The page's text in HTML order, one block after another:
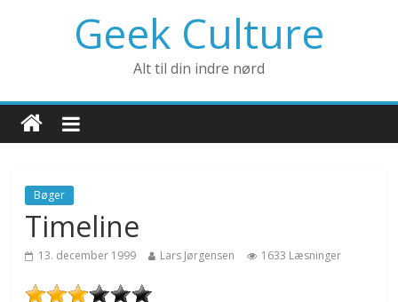
Geek Culture
Alt til din indre nørd
Bøger
Timeline
13. december 1999 Lars Jørgensen 1633 Læsninger